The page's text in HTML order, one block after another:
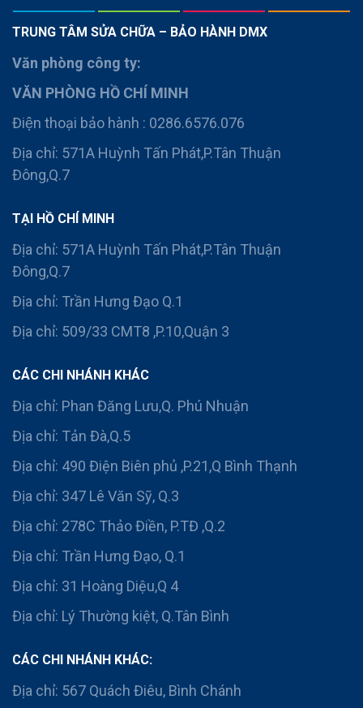
TRUNG TÂM SỬA CHỮA – BẢO HÀNH DMX
Văn phòng công ty:
VĂN PHÒNG HỒ CHÍ MINH
Điện thoại bảo hành : 0286.6576.076
Địa chỉ: 571A Huỳnh Tấn Phát,P.Tân Thuận
Đông,Q.7
TẠI HỒ CHÍ MINH
Địa chỉ: 571A Huỳnh Tấn Phát,P.Tân Thuận
Đông,Q.7
Địa chỉ: Trần Hưng Đạo Q.1
Địa chỉ: 509/33 CMT8 ,P.10,Quận 3
CÁC CHI NHÁNH KHÁC
Địa chỉ: Phan Đăng Lưu,Q. Phú Nhuận
Địa chỉ: Tản Đà,Q.5
Địa chỉ: 490 Điện Biên phủ ,P.21,Q Bình Thạnh
Địa chỉ: 347 Lê Văn Sỹ, Q.3
Địa chỉ: 278C Thảo Điền, P.TĐ ,Q.2
Địa chỉ: Trần Hưng Đạo, Q.1
Địa chỉ: 31 Hoàng Diệu,Q 4
Địa chỉ: Lý Thường kiệt, Q.Tân Bình
CÁC CHI NHÁNH KHÁC:
Địa chỉ: 567 Quách Điêu, Bình Chánh